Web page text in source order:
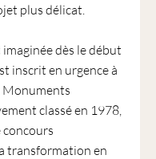
plus délicat.
dès le début
inscrit en urgence à
Monuments
classé en 1978,
concours
transformation en